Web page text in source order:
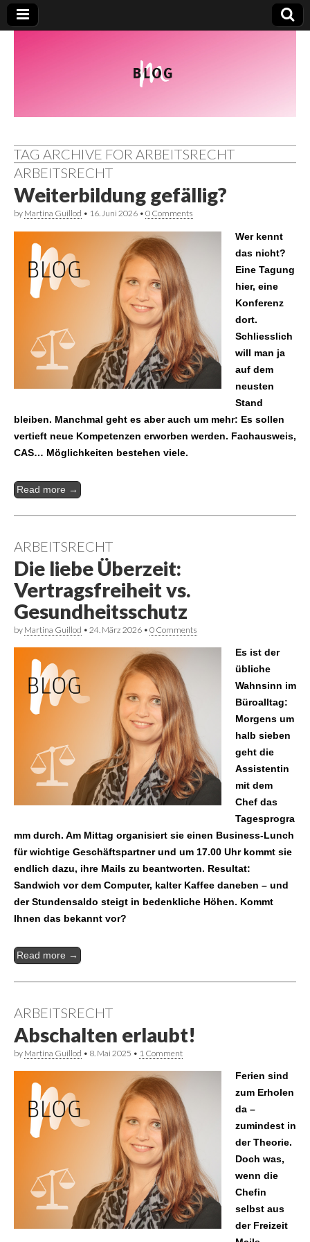
TAG ARCHIVE FOR ARBEITSRECHT
ARBEITSRECHT
Weiterbildung gefällig?
by Martina Guillod • 16. Juni 2026 • 0 Comments
Wer kennt
das nicht?
Eine Tagung
hier, eine
Konferenz
dort.
Schliesslich
will man ja
auf dem
neusten
Stand
bleiben. Manchmal geht es aber auch um mehr: Es sollen
vertieft neue Kompetenzen erworben werden. Fachausweis,
CAS… Möglichkeiten bestehen viele.
Read more →
ARBEITSRECHT
Die liebe Überzeit:
Vertragsfreiheit vs.
Gesundheitsschutz
by Martina Guillod • 24. März 2026 • 0 Comments
Es ist der
übliche
Wahnsinn im
Büroalltag:
Morgens um
halb sieben
geht die
Assistentin
mit dem
Chef das
Tagesprogra
mm durch. Am Mittag organisiert sie einen Business-Lunch
für wichtige Geschäftspartner und um 17.00 Uhr kommt sie
endlich dazu, ihre Mails zu beantworten. Resultat:
Sandwich vor dem Computer, kalter Kaffee daneben – und
der Stundensaldo steigt in bedenkliche Höhen. Kommt
Ihnen das bekannt vor?
Read more →
ARBEITSRECHT
Abschalten erlaubt!
by Martina Guillod • 8. Mai 2025 • 1 Comment
Ferien sind
zum Erholen
da –
zumindest in
der Theorie.
Doch was,
wenn die
Chefin
selbst aus
der Freizeit